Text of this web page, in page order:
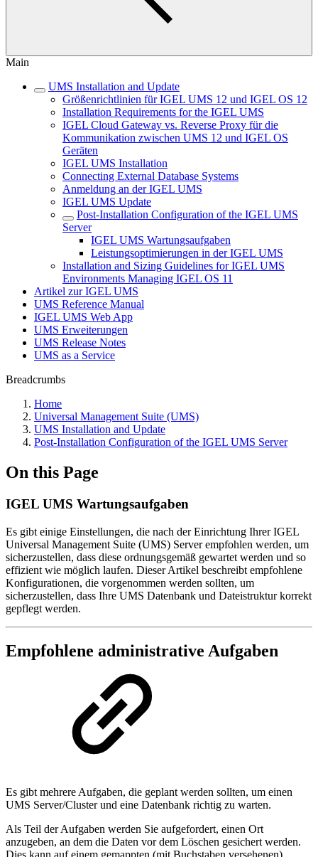
Main
UMS Installation and Update
Größenrichtlinien für IGEL UMS 12 und IGEL OS 12
Installation Requirements for the IGEL UMS
IGEL Cloud Gateway vs. Reverse Proxy für die
Kommunikation zwischen UMS 12 und IGEL OS
Geräten
IGEL UMS Installation
Connecting External Database Systems
Anmeldung an der IGEL UMS
IGEL UMS Update
Post-Installation Configuration of the IGEL UMS
Server
IGEL UMS Wartungsaufgaben
Leistungsoptimierungen in der IGEL UMS
Installation and Sizing Guidelines for IGEL UMS
Environments Managing IGEL OS 11
Artikel zur IGEL UMS
UMS Reference Manual
IGEL UMS Web App
UMS Erweiterungen
UMS Release Notes
UMS as a Service
Breadcrumbs
Home
Universal Management Suite (UMS)
UMS Installation and Update
Post-Installation Configuration of the IGEL UMS Server
On this Page
IGEL UMS Wartungsaufgaben
Es gibt einige Einstellungen, die nach der Einrichtung Ihrer IGEL
Universal Management Suite (UMS) Server empfohlen werden, um
sicherzustellen, dass diese ordnungsgemäß gewartet werden und so
effizient wie möglich laufen. Dieser Artikel beschreibt empfohlene
Konfigurationen, die vorgenommen werden sollten, um
sicherzustellen, dass Ihre UMS Datenbank und Dateistruktur korrekt
gepflegt werden.
Empfohlene administrative Aufgaben
Es gibt mehrere Aufgaben, die geplant werden sollten, um einen
UMS Server/Cluster und eine Datenbank richtig zu warten.
Als Teil der Aufgaben werden Sie aufgefordert, einen Ort
anzugeben, an dem die Daten vor dem Löschen gesichert werden.